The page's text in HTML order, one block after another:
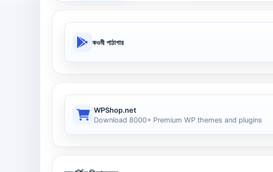
কওমী পাঠাগার
WPShop.net
Download 8000+ Premium WP themes and plugins